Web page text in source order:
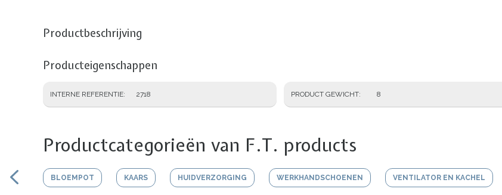
Productbeschrijving
Producteigenschappen
INTERNE REFERENTIE 2718 PRODUCT GEWICHT 8
Productcategorieën van F.T. products
BLOEMPOT KAARS HUIDVERZORGING WERKHANDSCHOENEN VENTILATOR EN KACHEL